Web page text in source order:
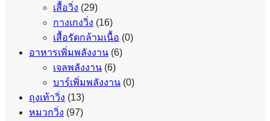
เสื้อวิ่ง (29)
กางเกงวิ่ง (16)
เสื้อรัดกล้ามเนื้อ (0)
อาหารเพิ่มพลังงาน (6)
เจลพลังงาน (6)
บาร์เพิ่มพลังงาน (0)
ถุงเท้าวิ่ง (13)
หมวกวิ่ง (97)